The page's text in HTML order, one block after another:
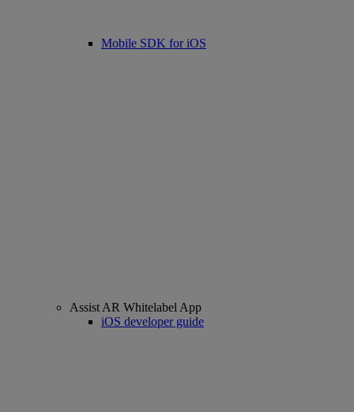
Mobile SDK for iOS
Assist AR Whitelabel App
iOS developer guide